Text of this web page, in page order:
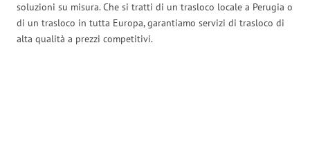
soluzioni su misura. Che si tratti di un trasloco locale a Perugia o
di un trasloco in tutta Europa, garantiamo servizi di trasloco di
alta qualità a prezzi competitivi.